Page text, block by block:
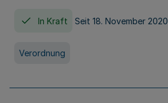
In Kraft Seit 18. November 2020
Verordnung